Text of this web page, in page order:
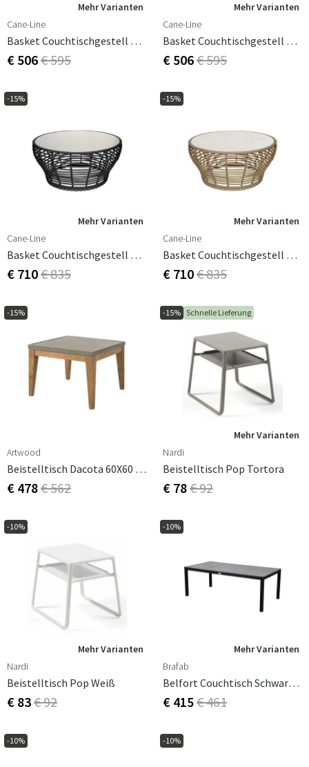
Mehr Varianten
Cane-Line
Basket Couchtischgestell 75 Cm Graphite
€ 506€ 595
Mehr Varianten
Cane-Line
Basket Couchtischgestell 75 Cm Natural Weave
€ 506€ 595
-15%
Mehr Varianten
Cane-Line
Basket Couchtischgestell 95 Cm Graphite
€ 710€ 835
-15%
Mehr Varianten
Cane-Line
Basket Couchtischgestell 95 Cm Natur
€ 710€ 835
-15%
Artwood
Beistelltisch Dacota 60X60 Cm Akazie / Beton
€ 478€ 562
-15% Schnelle Lieferung
Mehr Varianten
Nardi
Beistelltisch Pop Tortora
€ 78€ 92
-10%
Mehr Varianten
Nardi
Beistelltisch Pop Weiß
€ 83€ 92
-10%
Mehr Varianten
Brafab
Belfort Couchtisch Schwarz/grau Aluminium 70x140 3D-Gedruckte Glasplatte
€ 415€ 461
-10% -10%